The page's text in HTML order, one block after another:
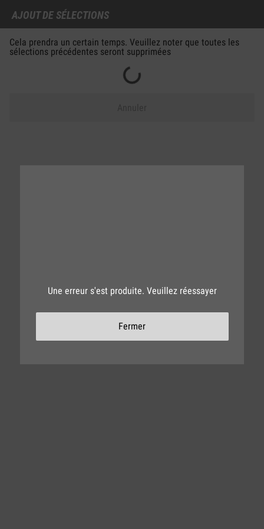
S’inscrire Se connecter Rechercher
AJOUT DE SÉLECTIONS
Cela prendra un certain temps. Veuillez noter que toutes les
sélections précédentes seront supprimées
Une erreur s'est produite. Veuillez réessayer
Fermer